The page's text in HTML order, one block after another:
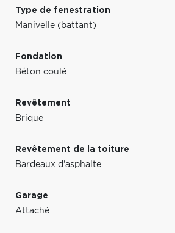
Type de fenestration
Manivelle (battant)
Fondation
Béton coulé
Revêtement
Brique
Revêtement de la toiture
Bardeaux d'asphalte
Garage
Attaché